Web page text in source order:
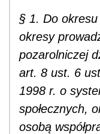
§ 1. Do
okresy
pozarolniczej
art. 8 ust. 6
1998 r. o
społecznych,
osobą